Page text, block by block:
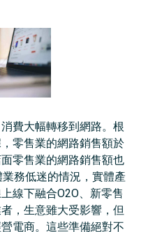
費大幅轉移到網路。根
零售業的網路銷售額於
零售業的網路銷售額也
務低迷的情況，實體產
線下融合O2O、新零售
，生意雖大受影響，但
電商。這些準備絕對不